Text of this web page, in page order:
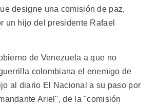
designe una comisión de paz,
un hijo del presidente Rafael
de Venezuela a que no
colombiana el enemigo de
al diario El Nacional a su paso por
Ariel", de la "comisión